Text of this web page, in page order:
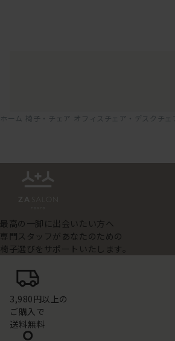
ホーム 椅子・チェア オフィスチェア・デスクチェ
最高の一脚に出会いたい方へ
専門スタッフがあなたのための
椅子選びをサポートいたします。
3,980円以上の
ご購入で
送料無料